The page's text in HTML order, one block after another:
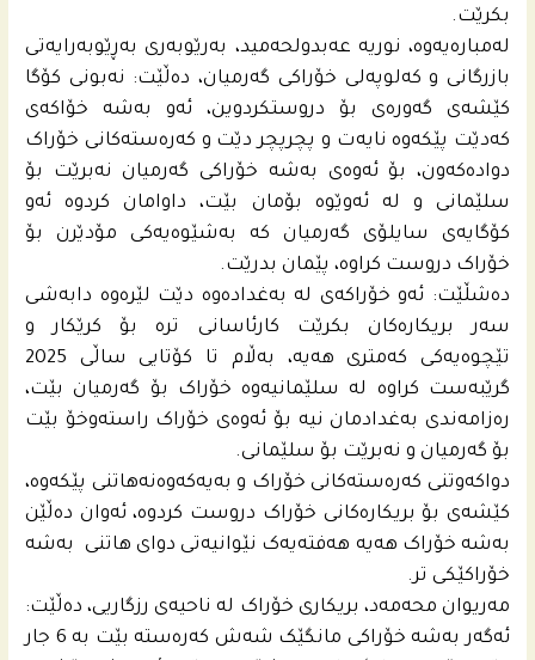
بکرێت.
لەمبارەیەوە، نوریە عەبدولحه‌مید، بەرێوبەری بەڕێوبەرایەتی
بازرگانی و کەلوپەلی خۆراکی گەرمیان، دەڵێت: نەبونی کۆگا
کێشەی گەورەی بۆ دروستکردوین، ئەو بەشە خۆاکەی
کەدێت پێکەوە نایەت و پچرپچر دێت و کەرەستەکانی خۆراک
دوادەکەون، بۆ ئەوەی بەشە خۆراکی گەرمیان نەبرێت بۆ
سلێمانی و لە ئەوێوە بۆمان بێت، داوامان کردوە ئەو
کۆگایەی سایلۆی گەرمیان کە بەشێوەیەکی مۆدێرن بۆ
خۆراک دروست کراوە، پێمان بدرێت.
دەشڵێت: ئەو خۆراکەی لە بەغدادەوە دێت لێرەوە دابەشی
سەر بریکارەکان بکرێت کارئاسانی ترە بۆ کرێکار و
تێچوەیەکی کەمتری هەیە، بەڵام تا کۆتایی ساڵی 2025
گرێبەست کراوە لە سلێمانیەوە خۆراک بۆ گەرمیان بێت،
رەزامەندی بەغدادمان نیە بۆ ئەوەی خۆراک راستەوخۆ بێت
بۆ گەرمیان و نەبرێت بۆ سلێمانی.
دواکەوتنی کەرەستەکانی خۆراک و بەیەکەوەنەهاتنی پێکەوە،
کێشەی بۆ بریکارەکانی خۆراک دروست کردوە، ئه‌وان دەڵێن
بەشە خۆراک هەیە هەفتەیەک نێوانیەتی دوای هاتنی بەشە
خۆراکێکی تر.
مەریوان محه‌مه‌د، بریکاری خۆراک لە ناحیەی رزگاریی، دەڵێت:
ئەگەر بەشە خۆراکی مانگێک شەش کەرەستە بێت بە 6 جار